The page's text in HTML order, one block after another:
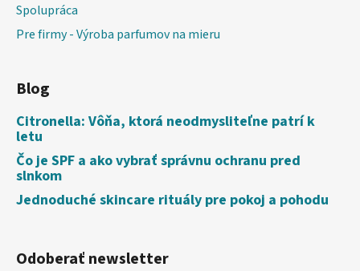
Spolupráca
Pre firmy - Výroba parfumov na mieru
Blog
Citronella: Vôňa, ktorá neodmysliteľne patrí k
letu
Čo je SPF a ako vybrať správnu ochranu pred
slnkom
Jednoduché skincare rituály pre pokoj a pohodu
Odoberať newsletter